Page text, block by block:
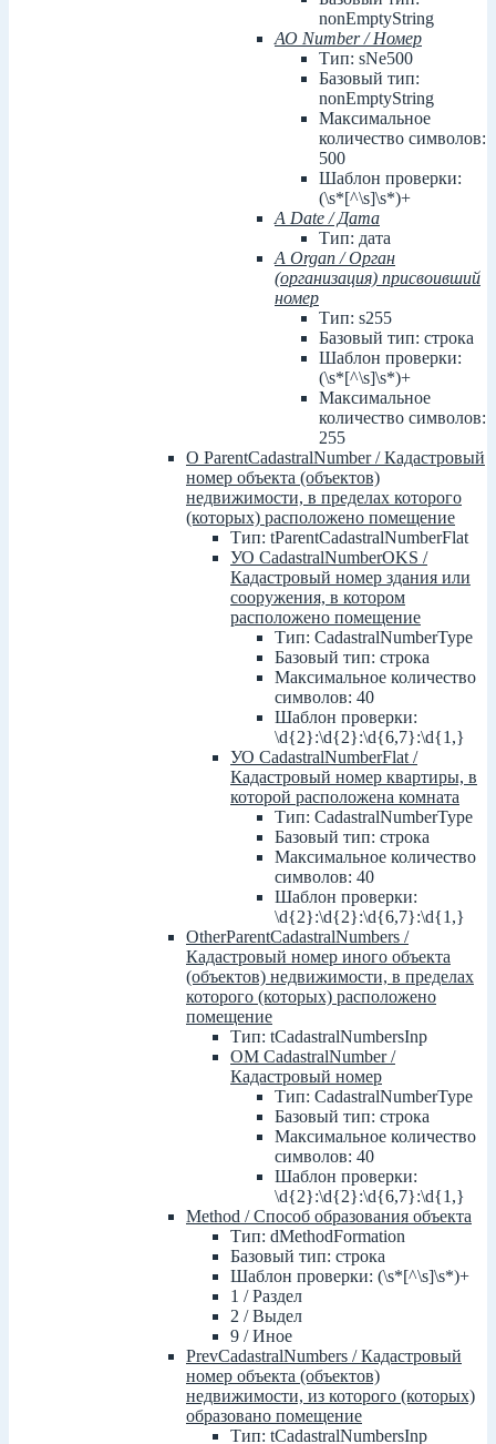
nonEmptyString
АО Number / Номер
Тип: sNe500
Базовый тип:
nonEmptyString
Максимальное
количество символов:
500
Шаблон проверки:
(\s*[^\s]\s*)+
А Date / Дата
Тип: дата
А Organ / Орган
(организация) присвоивший
номер
Тип: s255
Базовый тип: строка
Шаблон проверки:
(\s*[^\s]\s*)+
Максимальное
количество символов:
255
О ParentCadastralNumber / Кадастровый
номер объекта (объектов)
недвижимости, в пределах которого
(которых) расположено помещение
Тип: tParentCadastralNumberFlat
УО CadastralNumberOKS /
Кадастровый номер здания или
сооружения, в котором
расположено помещение
Тип: CadastralNumberType
Базовый тип: строка
Максимальное количество
символов: 40
Шаблон проверки:
\d{2}:\d{2}:\d{6,7}:\d{1,}
УО CadastralNumberFlat /
Кадастровый номер квартиры, в
которой расположена комната
Тип: CadastralNumberType
Базовый тип: строка
Максимальное количество
символов: 40
Шаблон проверки:
\d{2}:\d{2}:\d{6,7}:\d{1,}
OtherParentCadastralNumbers /
Кадастровый номер иного объекта
(объектов) недвижимости, в пределах
которого (которых) расположено
помещение
Тип: tCadastralNumbersInp
ОМ CadastralNumber /
Кадастровый номер
Тип: CadastralNumberType
Базовый тип: строка
Максимальное количество
символов: 40
Шаблон проверки:
\d{2}:\d{2}:\d{6,7}:\d{1,}
Method / Способ образования объекта
Тип: dMethodFormation
Базовый тип: строка
Шаблон проверки: (\s*[^\s]\s*)+
1 / Раздел
2 / Выдел
9 / Иное
PrevCadastralNumbers / Кадастровый
номер объекта (объектов)
недвижимости, из которого (которых)
образовано помещение
Тип: tCadastralNumbersInp